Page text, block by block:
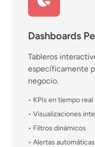
Dashboards
Tableros
específicamente
negocio.
• KPIs en tiempo real
• Visualizaciones
• Filtros dinámicos
• Alertas automáticas